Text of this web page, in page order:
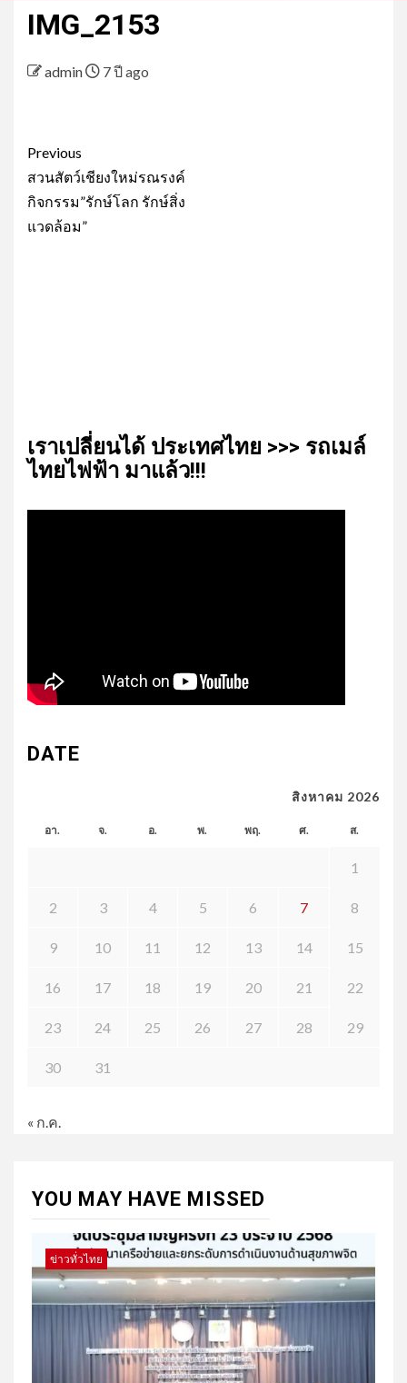
IMG_2153
admin 7 ปี ago
Post
navigation
Previous
สวนสัตว์เชียงใหม่รณรงค์
กิจกรรม”รักษ์โลก รักษ์สิ่ง
แวดล้อม”
เรา​เปลี่ยน​ได้​ ประเทศ​ไทย​ >>> รถเมล์​
ไทย​ไฟฟ้า​ มาแล้ว!!!
DATE
สิงหาคม 2026
อา. จ. อ. พ. พฤ. ศ. ส.
1
2 3 4 5 6 7 8
9 10 11 12 13 14 15
16 17 18 19 20 21 22
23 24 25 26 27 28 29
30 31
« ก.ค.
YOU MAY HAVE MISSED
ข่าวทั่วไทย